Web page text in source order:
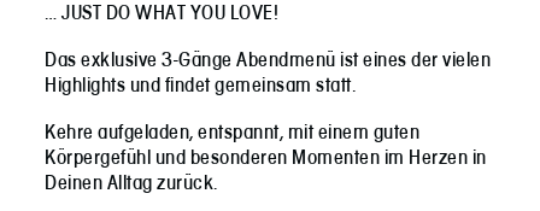
… JUST DO WHAT YOU LOVE!
Das exklusive 3-Gänge Abendmenü ist eines der vielen
Highlights und findet gemeinsam statt.
Kehre aufgeladen, entspannt, mit einem guten
Körpergefühl und besonderen Momenten im Herzen in
Deinen Alltag zurück.